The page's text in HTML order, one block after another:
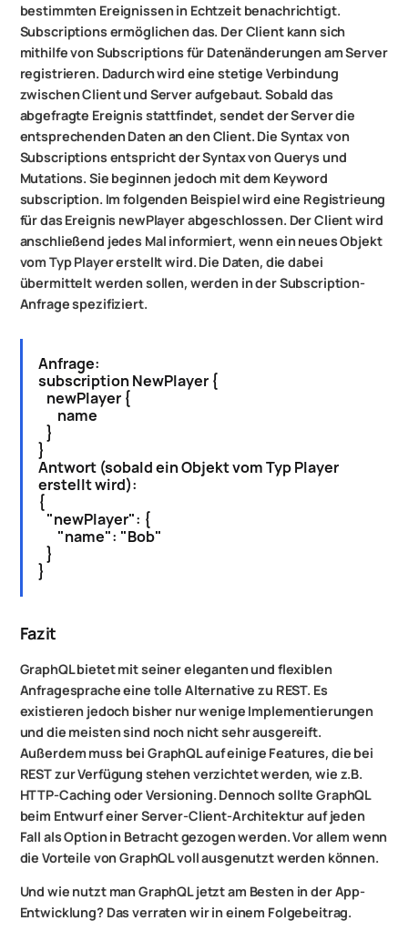
bestimmten Ereignissen in Echtzeit benachrichtigt.
Subscriptions ermöglichen das. Der Client kann sich
mithilfe von Subscriptions für Datenänderungen am Server
registrieren. Dadurch wird eine stetige Verbindung
zwischen Client und Server aufgebaut. Sobald das
abgefragte Ereignis stattfindet, sendet der Server die
entsprechenden Daten an den Client. Die Syntax von
Subscriptions entspricht der Syntax von Querys und
Mutations. Sie beginnen jedoch mit dem Keyword
subscription. Im folgenden Beispiel wird eine Registrieung
für das Ereignis newPlayer abgeschlossen. Der Client wird
anschließend jedes Mal informiert, wenn ein neues Objekt
vom Typ Player erstellt wird. Die Daten, die dabei
übermittelt werden sollen, werden in der Subscription-
Anfrage spezifiziert.
Anfrage:
subscription NewPlayer {
newPlayer {
name
}
}
Antwort (sobald ein Objekt vom Typ Player
erstellt wird):
{
"newPlayer": {
"name": "Bob"
}
}
Fazit
GraphQL bietet mit seiner eleganten und flexiblen
Anfragesprache eine tolle Alternative zu REST. Es
existieren jedoch bisher nur wenige Implementierungen
und die meisten sind noch nicht sehr ausgereift.
Außerdem muss bei GraphQL auf einige Features, die bei
REST zur Verfügung stehen verzichtet werden, wie z.B.
HTTP-Caching oder Versioning. Dennoch sollte GraphQL
beim Entwurf einer Server-Client-Architektur auf jeden
Fall als Option in Betracht gezogen werden. Vor allem wenn
die Vorteile von GraphQL voll ausgenutzt werden können.
Und wie nutzt man GraphQL jetzt am Besten in der App-
Entwicklung? Das verraten wir in einem Folgebeitrag.